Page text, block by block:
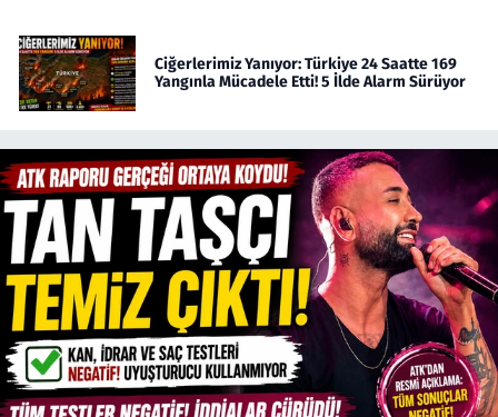
Ciğerlerimiz Yanıyor: Türkiye 24 Saatte 169
Yangınla Mücadele Etti! 5 İlde Alarm Sürüyor